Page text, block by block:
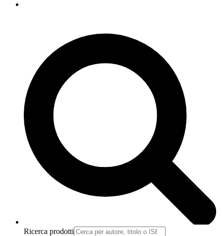
Ricerca prodotti